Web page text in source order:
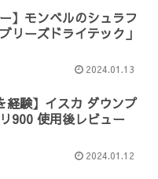
ー】モンベルのシュラフ
リーズドライテック」
2024.01.13
経験】イスカ ダウンプ
900 使用後レビュー
2024.01.12